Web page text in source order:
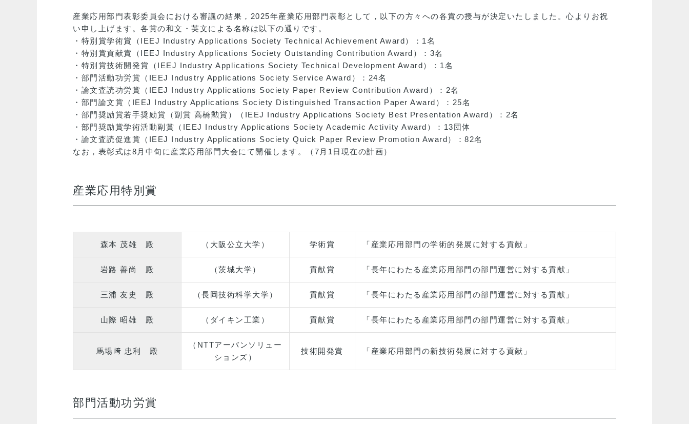
産業応用部門表彰委員会における審議の結果，2025年産業応用部門表彰として，以下の方々への各賞の授与が決定いたしました。心よりお祝
い申し上げます。各賞の和文・英文による名称は以下の通りです。
・特別賞学術賞（IEEJ Industry Applications Society Technical Achievement Award）：1名
・特別賞貢献賞（IEEJ Industry Applications Society Outstanding Contribution Award）：3名
・特別賞技術開発賞（IEEJ Industry Applications Society Technical Development Award）：1名
・部門活動功労賞（IEEJ Industry Applications Society Service Award）：24名
・論文査読功労賞（IEEJ Industry Applications Society Paper Review Contribution Award）：2名
・部門論文賞（IEEJ Industry Applications Society Distinguished Transaction Paper Award）：25名
・部門奨励賞若手奨励賞（副賞 高橋勲賞）（IEEJ Industry Applications Society Best Presentation Award）：2名
・部門奨励賞学術活動副賞（IEEJ Industry Applications Society Academic Activity Award）：13団体
・論文査読促進賞（IEEJ Industry Applications Society Quick Paper Review Promotion Award）：82名
なお，表彰式は8月中旬に産業応用部門大会にて開催します。（7月1日現在の計画）
産業応用特別賞
森本 茂雄 殿 （大阪公立大学） 学術賞 「産業応用部門の学術的発展に対する貢献」
岩路 善尚 殿 （茨城大学） 貢献賞 「長年にわたる産業応用部門の部門運営に対する貢献」
三浦 友史 殿 （長岡技術科学大学） 貢献賞 「長年にわたる産業応用部門の部門運営に対する貢献」
山際 昭雄 殿 （ダイキン工業） 貢献賞 「長年にわたる産業応用部門の部門運営に対する貢献」
馬場﨑 忠利 殿
（NTTアーバンソリュー
ションズ）
技術開発賞 「産業応用部門の新技術発展に対する貢献」
部門活動功労賞